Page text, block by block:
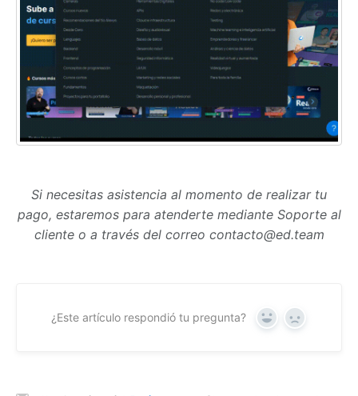
Si necesitas asistencia al momento de realizar tu
pago, estaremos para atenderte mediante Soporte al
cliente o a través del correo contacto@ed.team
¿Este artículo respondió tu pregunta? Yes No